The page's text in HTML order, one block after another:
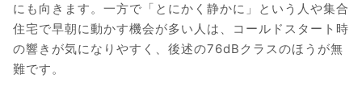
にも向きます。一方で「とにかく静かに」という人や集合
住宅で早朝に動かす機会が多い人は、コールドスタート時
の響きが気になりやすく、後述の76dBクラスのほうが無
難です。